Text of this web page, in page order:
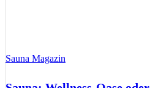
Sauna Magazin